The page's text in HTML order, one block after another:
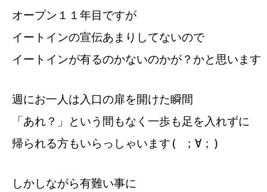
オープン１１年目ですが
イートインの宣伝あまりしてないので
イートインが有るのかないのかが？かと思います
週にお一人は入口の扉を開けた瞬間
「あれ？」という間もなく一歩も足を入れずに
帰られる方もいらっしゃいます( ；∀；)
しかしながら有難い事に